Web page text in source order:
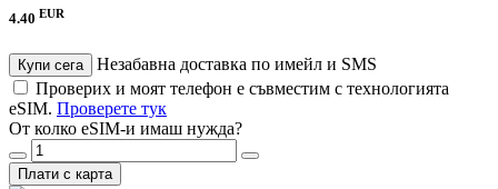
4.40 EUR
Купи сега
Незабавна доставка по имейл и SMS
Проверих и моят телефон е съвместим с технологията
eSIM. Проверете тук
От колко eSIM-и имаш нужда?
Плати с карта